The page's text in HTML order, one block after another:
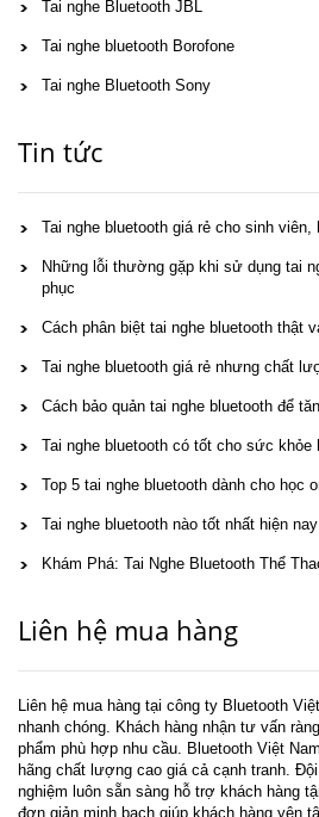
Tai nghe Bluetooth JBL
Tai nghe bluetooth Borofone
Tai nghe Bluetooth Sony
Tin tức
Tai nghe bluetooth giá rẻ cho sinh viên,
Những lỗi thường gặp khi sử dụng tai
phục
Cách phân biệt tai nghe bluetooth thật
Tai nghe bluetooth giá rẻ nhưng chất
Cách bảo quản tai nghe bluetooth để
Tai nghe bluetooth có tốt cho sức khỏe
Top 5 tai nghe bluetooth dành cho học
Tai nghe bluetooth nào tốt nhất hiện
Khám Phá: Tai Nghe Bluetooth Thể
Liên hệ mua hàng
Liên hệ mua hàng tại công ty Bluetooth
nhanh chóng. Khách hàng nhận tư vấn
phẩm phù hợp nhu cầu. Bluetooth Việt
hãng chất lượng cao giá cả cạnh tranh.
nghiệm luôn sẵn sàng hỗ trợ khách hàng
đơn giản minh bạch giúp khách hàng yên